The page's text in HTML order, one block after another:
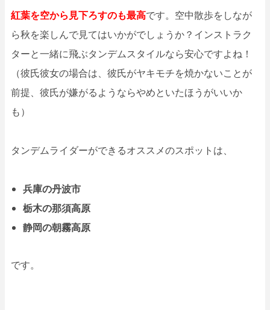
紅葉を空から見下ろすのも最高です。空中散歩をしなが
ら秋を楽しんで見てはいかがでしょうか？インストラク
ターと一緒に飛ぶタンデムスタイルなら安心ですよね！
（彼氏彼女の場合は、彼氏がヤキモチを焼かないことが
前提、彼氏が嫌がるようならやめといたほうがいいか
も）
タンデムライダーができるオススメのスポットは、
兵庫の丹波市
栃木の那須高原
静岡の朝霧高原
です。